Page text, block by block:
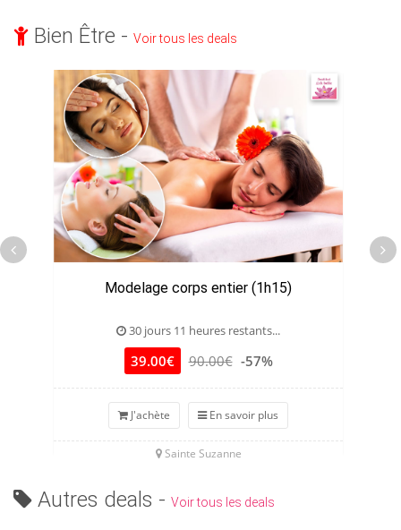
Bien Être - Voir tous les deals
Modelage corps entier (1h15)
30 jours 11 heures restants...
39.00€ 90.00€ -57%
J'achète En savoir plus
Sainte Suzanne
Autres deals - Voir tous les deals